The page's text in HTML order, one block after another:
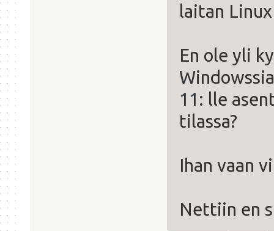
laitan
En ole yli
11: lle
tilassa?
Ihan vaan
Nettiin en